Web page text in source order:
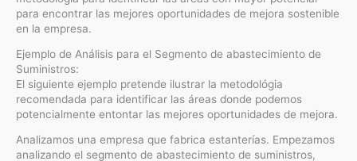
para encontrar las mejores oportunidades de mejora sostenible
en la empresa.
Ejemplo de Análisis para el Segmento de abastecimiento de
Suministros:
El siguiente ejemplo pretende ilustrar la metodológia
recomendada para identificar las áreas donde podemos
potencialmente entontar las mejores oportunidades de mejora.
Analizamos una empresa que fabrica estanterías. Empezamos
analizando el segmento de abastecimiento de suministros,